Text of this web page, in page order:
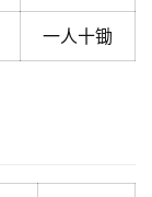
一人十锄